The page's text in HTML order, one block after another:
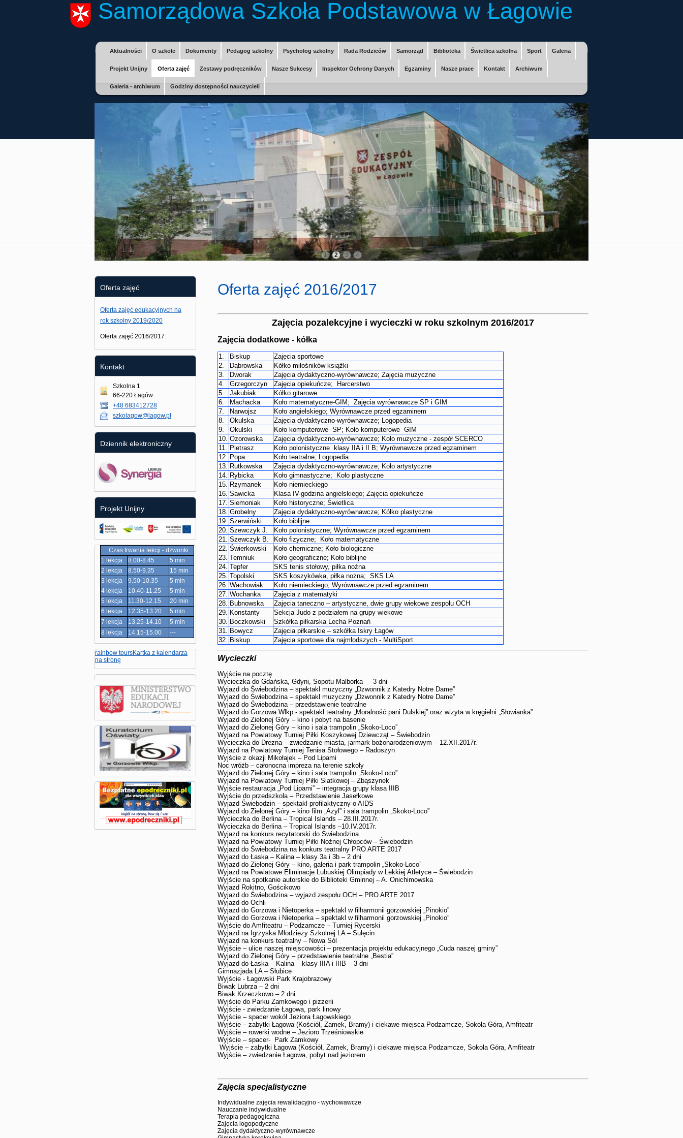
Samorządowa Szkoła Podstawowa w Łagowie
Aktualności O szkole Dokumenty Pedagog szkolny Psycholog szkolny Rada Rodziców Samorząd Biblioteka Świetlica szkolna Sport Galeria
Projekt Unijny Oferta zajęć Zestawy podręczników Nasze Sukcesy Inspektor Ochrony Danych Egzaminy Nasze prace Kontakt Archiwum
Galeria - archiwum Godziny dostępności nauczycieli
1 2 3 4
Oferta zajęć 2016/2017
Zajęcia pozalekcyjne i wycieczki w roku szkolnym 2016/2017
Zajęcia dodatkowe - kółka
1. Biskup
Zajęcia sportowe
2.
Dąbrowska
Kółko miłośników książki
3.
Dworak
Zajęcia dydaktyczno-wyrównawcze; Zajęcia muzyczne
4.
Grzegorczyn
Zajęcia opiekuńcze; Harcerstwo
5.
Jakubiak
Kółko gitarowe
6.
Machacka
Koło matematyczne-GIM; Zajęcia wyrównawcze SP i GIM
7.
Narwojsz
Koło angielskiego; Wyrównawcze przed egzaminem
8.
Okulska
Zajęcia dydaktyczno-wyrównawcze; Logopedia
9.
Okulski
Koło komputerowe SP; Koło komputerowe GIM
10. Ozorowska
Zajęcia dydaktyczno-wyrównawcze; Koło muzyczne - zespół SCERCO
11. Pietrasz
Koło polonistyczne klasy IIA i II B; Wyrównawcze przed egzaminem
12. Popa
Koło teatralne; Logopedia
13. Rutkowska
Zajęcia dydaktyczno-wyrównawcze; Koło artystyczne
14. Rybicka
Koło gimnastyczne; Koło plastyczne
15. Rzymanek
Koło niemieckiego
16. Sawicka
Klasa IV-godzina angielskiego; Zajęcia opiekuńcze
17. Siemoniak
Koło historyczne; Świetlica
18. Grobelny
Zajęcia dydaktyczno-wyrównawcze; Kółko plastyczne
19. Szerwiński
Koło biblijne
20. Szewczyk J.
Koło polonistyczne; Wyrównawcze przed egzaminem
21. Szewczyk B.
Koło fizyczne; Koło matematyczne
22. Świerkowski
Koło chemiczne; Koło biologiczne
23. Temniuk
Koło geograficzne; Koło biblijne
24. Tepfer
SKS tenis stołowy, piłka nożna
25. Topolski
SKS koszykówka, piłka nożna; SKS LA
26. Wachowiak
Koło niemieckiego; Wyrównawcze przed egzaminem
27. Wochanka
Zajęcia z matematyki
28. Bubnowska
Zajęcia taneczno – artystyczne, dwie grupy wiekowe zespołu OCH
29. Konstanty
Sekcja Judo z podziałem na grupy wiekowe
30. Boczkowski
Szkółka piłkarska Lecha Poznań
31. Bowycz
Zajęcia piłkarskie – szkółka Iskry Łagów
32. Biskup Zajęcia sportowe dla najmłodszych - MultiSport
Wycieczki
Wyjście na pocztę
Wycieczka do Gdańska, Gdyni, Sopotu Malborka 3 dni
Wyjazd do Świebodzina – spektakl muzyczny „Dzwonnik z Katedry Notre Dame”
Wyjazd do Świebodzina – spektakl muzyczny „Dzwonnik z Katedry Notre Dame”
Wyjazd do Świebodzina – przedstawienie teatralne
Wyjazd do Gorzowa Wlkp.- spektakl teatralny „Moralność pani Dulskiej” oraz wizyta w kręgielni „Słowianka”
Wyjazd do Zielonej Góry – kino i pobyt na basenie
Wyjazd do Zielonej Góry – kino i sala trampolin „Skoko-Loco”
Wyjazd na Powiatowy Turniej Piłki Koszykowej Dziewcząt – Świebodzin
Wycieczka do Drezna – zwiedzanie miasta, jarmark bożonarodzeniowym – 12.XII.2017r.
Wyjazd na Powiatowy Turniej Tenisa Stołowego – Radoszyn
Wyjście z okazji Mikołajek – Pod Lipami
Noc wróżb – całonocna impreza na terenie szkoły
Wyjazd do Zielonej Góry – kino i sala trampolin „Skoko-Loco”
Wyjazd na Powiatowy Turniej Piłki Siatkowej – Zbąszynek
Wyjście restauracja „Pod Lipami” – integracja grupy klasa IIIB
Wyjście do przedszkola – Przedstawienie Jasełkowe
Wyjazd Świebodzin – spektakl profilaktyczny o AIDS
Wyjazd do Zielonej Góry – kino film „Azyl” i sala trampolin „Skoko-Loco”
Wycieczka do Berlina – Tropical Islands – 28.III.2017r.
Wycieczka do Berlina – Tropical Islands –10.IV.2017r.
Wyjazd na konkurs recytatorski do Świebodzina
Wyjazd na Powiatowy Turniej Piłki Nożnej Chłopców – Świebodzin
Wyjazd do Świebodzina na konkurs teatralny PRO ARTE 2017
Wyjazd do Łaska – Kalina – klasy 3a i 3b – 2 dni
Wyjazd do Zielonej Góry – kino, galeria i park trampolin „Skoko-Loco”
Wyjazd na Powiatowe Eliminacje Lubuskiej Olimpiady w Lekkiej Atletyce – Świebodzin
Wyjście na spotkanie autorskie do Biblioteki Gminnej – A. Onichimowska
Wyjazd Rokitno, Gościkowo
Wyjazd do Świebodzina – wyjazd zespołu OCH – PRO ARTE 2017
Wyjazd do Ochli
Wyjazd do Gorzowa i Nietoperka – spektakl w filharmonii gorzowskiej „Pinokio”
Wyjazd do Gorzowa i Nietoperka – spektakl w filharmonii gorzowskiej „Pinokio”
Wyjście do Amfiteatru – Podzamcze – Turniej Rycerski
Wyjazd na Igrzyska Młodzieży Szkolnej LA – Sulęcin
Wyjazd na konkurs teatralny – Nowa Sól
Wyjście – ulice naszej miejscowości – prezentacja projektu edukacyjnego „Cuda naszej gminy”
Wyjazd do Zielonej Góry – przedstawienie teatralne „Bestia”
Wyjazd do Łaska – Kalina – klasy IIIA i IIIB – 3 dni
Gimnazjada LA – Słubice
Wyjście - Łagowski Park Krajobrazowy
Biwak Lubrza – 2 dni
Biwak Krzeczkowo – 2 dni
Wyjście do Parku Zamkowego i pizzerii
Wyjście - zwiedzanie Łagowa, park linowy
Wyjście – spacer wokół Jeziora Łagowskiego
Wyjście – zabytki Łagowa (Kościół, Zamek, Bramy) i ciekawe miejsca Podzamcze, Sokola Góra, Amfiteatr
Wyjście – rowerki wodne – Jezioro Trześniowskie
Wyjście – spacer- Park Zamkowy
Wyjście – zabytki Łagowa (Kościół, Zamek, Bramy) i ciekawe miejsca Podzamcze, Sokola Góra, Amfiteatr
Wyjście – zwiedzanie Łagowa, pobyt nad jeziorem
Zajęcia specjalistyczne
Indywidualne zajęcia rewalidacyjno - wychowawcze
Nauczanie indywidualne
Terapia pedagogiczna
Zajęcia logopedyczne
Zajęcia dydaktyczno-wyrównawcze
Oferta zajęć
Oferta zajęć edukacyjnych na
rok szkolny 2019/2020
Oferta zajęć 2016/2017
Kontakt
Szkolna 1
66-220 Łagów
+48 683412728
szkolagow@lagow.pl
Dziennik elektroniczny
Projekt Unijny
Czas trwania lekcji - dzwonki
1 lekcja
8.00-8.45
5 min
2 lekcja
8.50-9.35
15 min
3 lekcja
9.50-10.35
5 min
4 lekcja
10.40-11.25
5 min
5 lekcja
11.30-12.15
20 min
6 lekcja
12.35-13.20
5 min
7 lekcja
13.25-14.10
5 min
8 lekcja
14.15-15.00 ---
rainbow toursKartka z kalendarza
na stronę